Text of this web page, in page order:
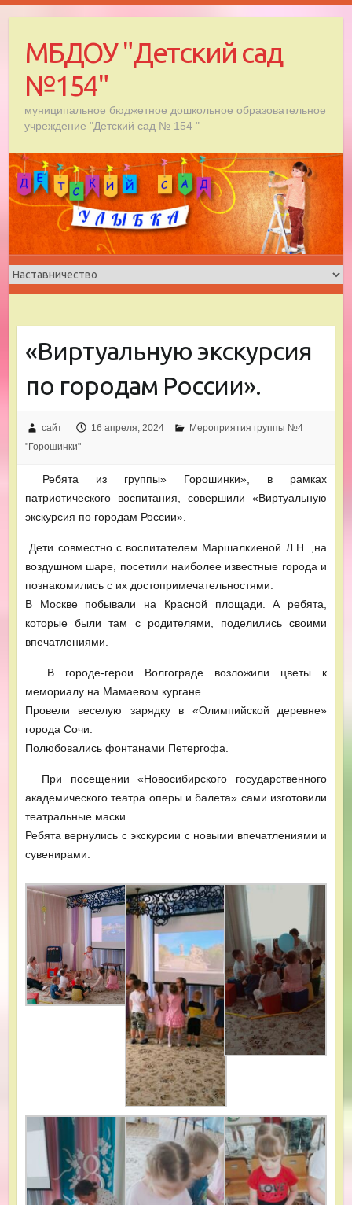
contentМБДОУ "Детский сад
№154"
муниципальное бюджетное дошкольное образовательное
учреждение "Детский сад № 154 "
«Виртуальную экскурсия
по городам России».
сайт 16 апреля, 2024
Мероприятия группы №4
"Горошинки"
Ребята из группы» Горошинки», в рамках
патриотического воспитания, совершили «Виртуальную
экскурсия по городам России».
Дети совместно с воспитателем Маршалкиеной Л.Н. ,на
воздушном шаре, посетили наиболее известные города и
познакомились с их достопримечательностями.
В Москве побывали на Красной площади. А ребята,
которые были там с родителями, поделились своими
впечатлениями.
В городе-герои Волгограде возложили цветы к
мемориалу на Мамаевом кургане.
Провели веселую зарядку в «Олимпийской деревне»
города Сочи.
Полюбовались фонтанами Петергофа.
При посещении «Новосибирского государственного
академического театра оперы и балета» сами изготовили
театральные маски.
Ребята вернулись с экскурсии с новыми впечатлениями и
сувенирами.